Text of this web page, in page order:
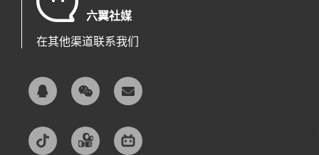
武汉：
165-1165-5511
上海：153-0175-9879
Social Media
在其他渠道联系我们